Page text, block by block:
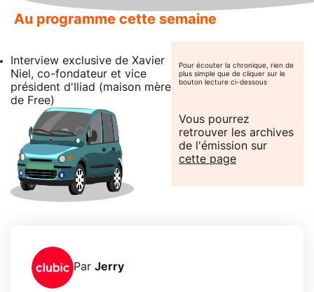
Au programme cette semaine
Interview exclusive de Xavier
Niel, co-fondateur et vice
président d'Iliad (maison mère
de Free)
Pour écouter la chronique, rien de
plus simple que de cliquer sur le
bouton lecture ci-dessous
Vous pourrez
retrouver les archives
de l'émission sur
cette page
Par Jerry